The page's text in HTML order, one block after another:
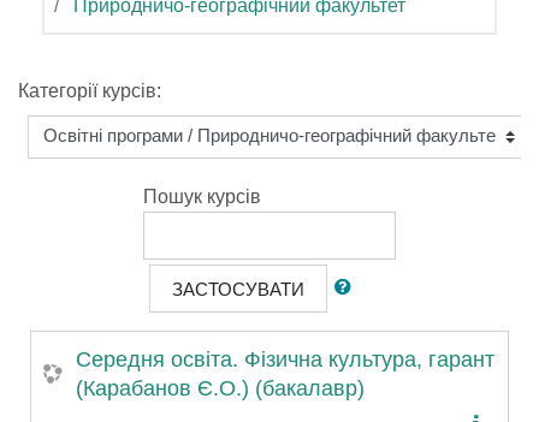
Природничо-географічний факультет
Категорії курсів:
Пошук курсів
ЗАСТОСУВАТИ
Середня освіта. Фізична культура, гарант
(Карабанов Є.О.) (бакалавр)